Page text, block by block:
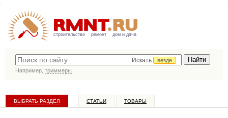
строительство ремонт дом и дача
Искать
везде
Например, триммеры
ВЫБРАТЬ РАЗДЕЛ СТАТЬИ ТОВАРЫ